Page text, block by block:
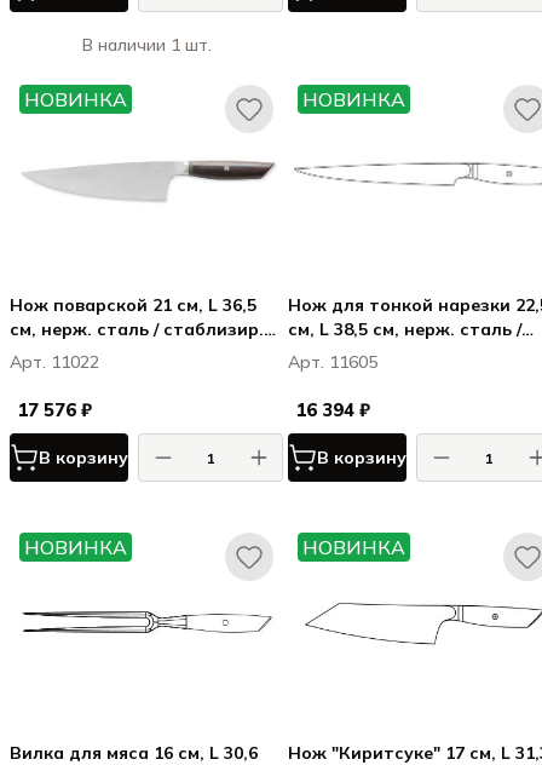
В наличии 1 шт.
НОВИНКА
Нож поварской 21 см, L 36,5
см, нерж. сталь / стаблизир.
дерево, цвет ручки - темно-
коричневый
Арт. 11022
17 576 ₽
В корзину
НОВИНКА
Нож для тонкой нарезки
см, L 38,5 см, нерж. сталь /
стаблизир. дерево, цвет
ручки - темно-коричневый
Арт. 11605
16 394 ₽
В корзину
НОВИНКА
Вилка для мяса 16 см, L 30,6
НОВИНКА
Нож "Киритсуке" 17 см, L